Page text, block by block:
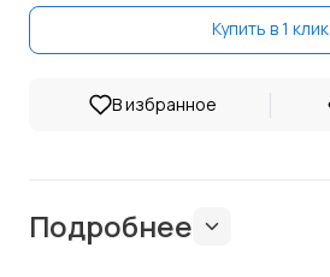
Купить в 1 клик
В избранное |
Подробнее